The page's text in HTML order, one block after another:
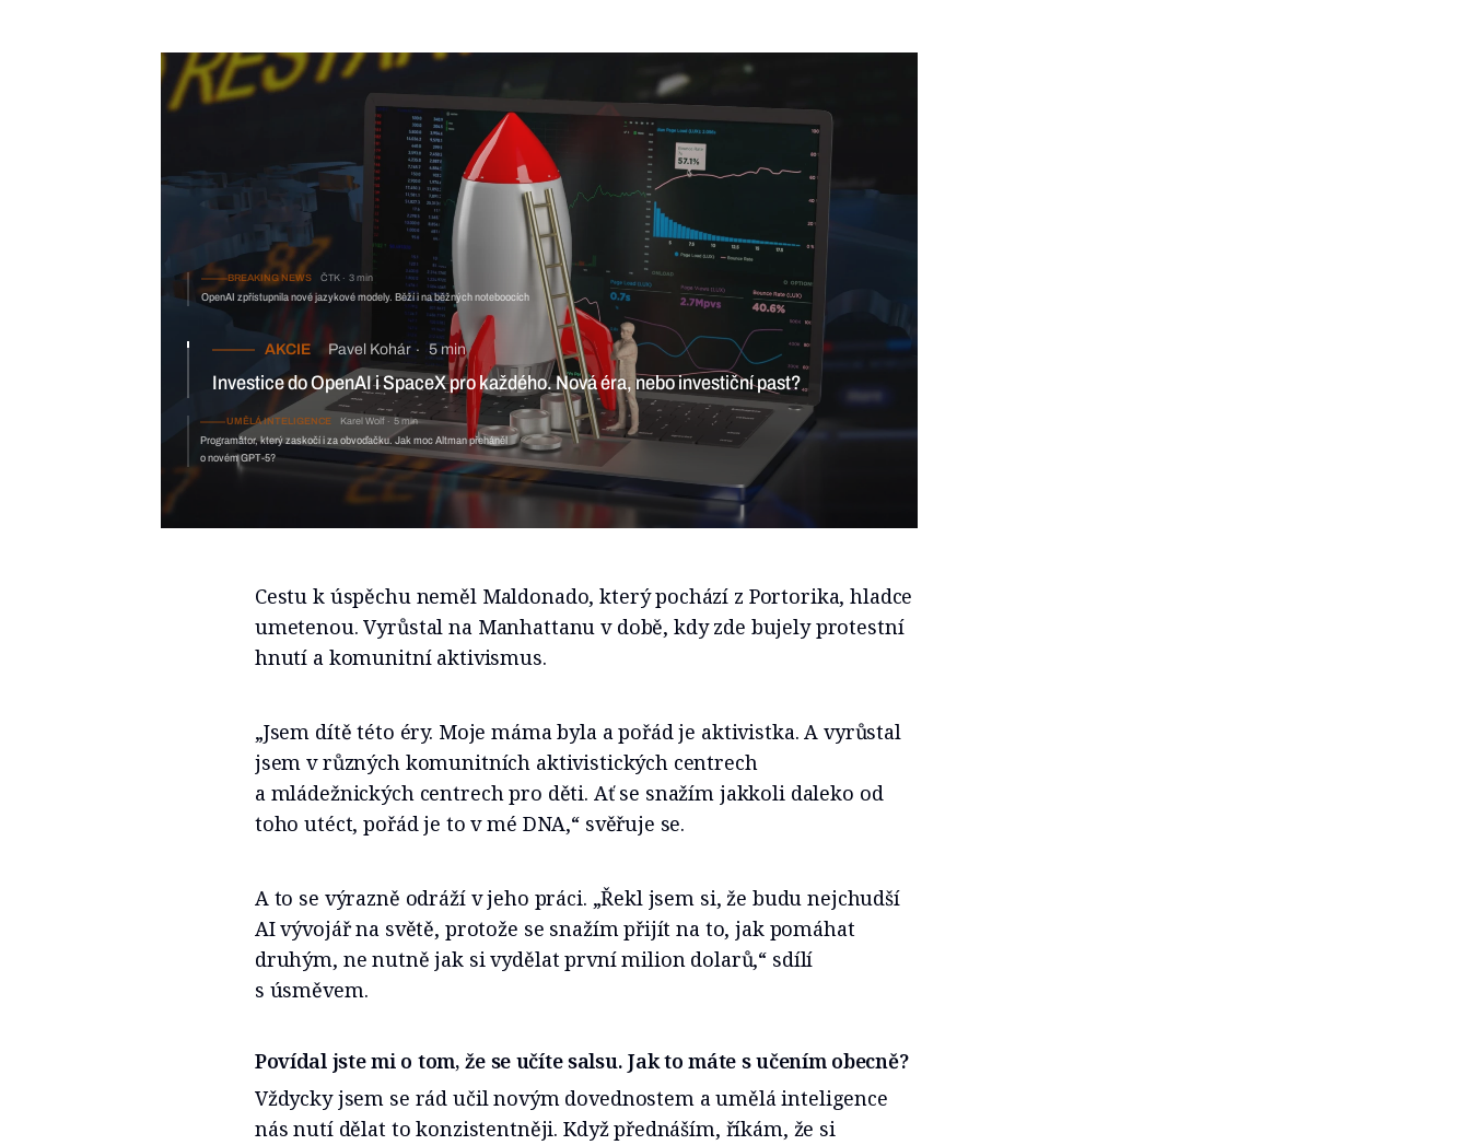
BREAKING NEWS ČTK 3 min
OpenAI zpřístupnila nové jazykové modely. Běží i na běžných noteboocích
AKCIE Pavel Kohár 5 min
Investice do OpenAI i SpaceX pro každého. Nová éra, nebo investiční past?
UMĚLÁ INTELIGENCE Karel Wolf 5 min
Programátor, který zaskočí i za obvoďačku. Jak moc Altman přeháněl
o novém GPT-5?
Cestu k úspěchu neměl Maldonado, který pochází z Portorika, hladce
umetenou. Vyrůstal na Manhattanu v době, kdy zde bujely protestní
hnutí a komunitní aktivismus.
„Jsem dítě této éry. Moje máma byla a pořád je aktivistka. A vyrůstal
jsem v různých komunitních aktivistických centrech
a mládežnických centrech pro děti. Ať se snažím jakkoli daleko od
toho utéct, pořád je to v mé DNA,“ svěřuje se.
A to se výrazně odráží v jeho práci. „Řekl jsem si, že budu nejchudší
AI vývojář na světě, protože se snažím přijít na to, jak pomáhat
druhým, ne nutně jak si vydělat první milion dolarů,“ sdílí
s úsměvem.
Povídal jste mi o tom, že se učíte salsu. Jak to máte s učením obecně?
Vždycky jsem se rád učil novým dovednostem a umělá inteligence
nás nutí dělat to konzistentněji. Když přednáším, říkám, že si